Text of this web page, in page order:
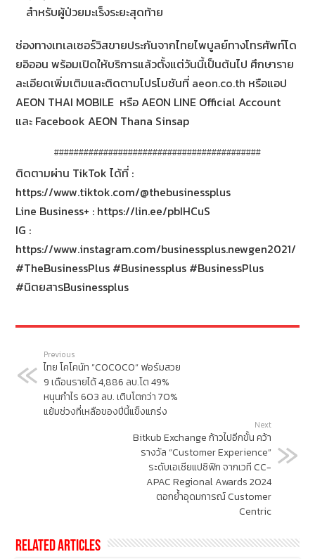
สำหรับผู้ป่วยมะเร็งระยะสุดท้าย
ช่องทางเทเลเซอร์วิสขายประกันจากไทยไพบูลย์ทางโทรศัพท์โด
ยอิออน พร้อมเปิดให้บริการแล้วตั้งแต่วันนี้เป็นต้นไป ศึกษาราย
ละเอียดเพิ่มเติมและติดตามโปรโมชันที่ aeon.co.th หรือแอป
AEON THAI MOBILE หรือ AEON LINE Official Account
และ Facebook AEON Thana Sinsap
##########################################
ติดตามผ่าน TikTok ได้ที่ :
https://www.tiktok.com/@thebusinessplus
Line Business+ : https://lin.ee/pbIHCuS
IG :
https://www.instagram.com/businessplus.newgen2021/
#TheBusinessPlus #Businessplus #BusinessPlus
#นิตยสารBusinessplus
Previous
ไทย โคโคนัท ”COCOCO“ ฟอร์มสวย
9 เดือนรายได้ 4,886 ลบ.โต 49%
หนุนกำไร 603 ลบ. เติบโตกว่า 70%
แย้มช่วงที่เหลือของปีนี้แข็งแกร่ง
Next
Bitkub Exchange ก้าวไปอีกขั้น คว้า
รางวัล “Customer Experience”
ระดับเอเชียแปซิฟิก จากเวที CC-
APAC Regional Awards 2024
ตอกย้ำอุดมการณ์ Customer
Centric
Related Articles